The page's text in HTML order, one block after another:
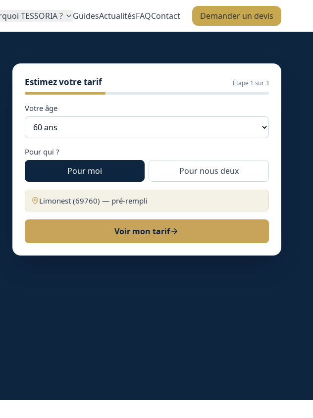
TESSORIA ? GuidesActualitésFAQContact Demander un devis
Estimez votre tarif Étape 1 sur 3
Votre âge
Pour qui ?
Pour moi Pour nous deux
Limonest(69760) — pré-rempli
Voir mon tarif